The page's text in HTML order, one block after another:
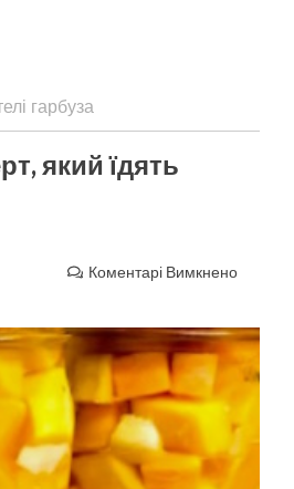
гарбуза
який їдять
Коментарі Вимкнено
на
зиму
“як
яскравий
десерт,